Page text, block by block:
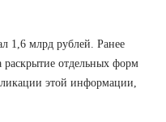
1,6 млрд рублей. Ранее
раскрытие отдельных форм
этой информации,